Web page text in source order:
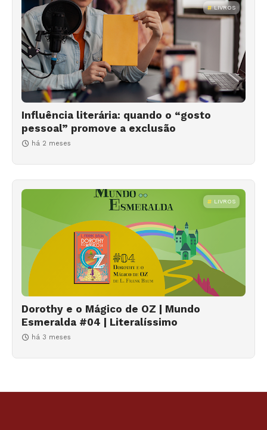
LIVROS
Influência literária: quando o “gosto
pessoal” promove a exclusão
há 2 meses
LIVROS
Dorothy e o Mágico de OZ | Mundo
Esmeralda #04 | Literalíssimo
há 3 meses